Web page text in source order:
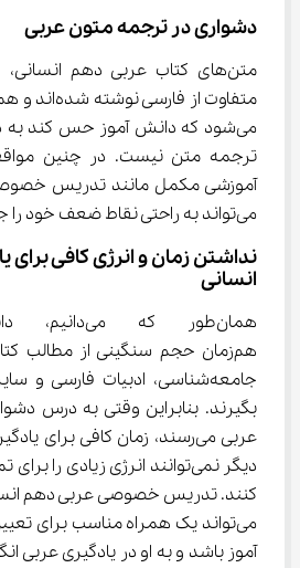
دشواری در ترجمه متون عربی
متن‌های کتاب عربی دهم
متفاوت از
می‌شود که دانش ‌آموز حس
ترجمه متن نیست. در چنین
آموزشی مکمل مانند تدریس
می‌تواند به راحتی نقاط ضعف خود را جبران نماید.
نداشتن زمان و انرژی کافی برای
انسانی
جامعه‌شناسی، ادبیات فارسی و
عربی می‌رسند، زمان کافی برای
دیگر نمی‌توانند انرژی زیادی
کنند. تدریس خصوصی عربی دهم
می‌تواند یک همراه مناسب برای
آموز باشد و به او در یادگیری عربی